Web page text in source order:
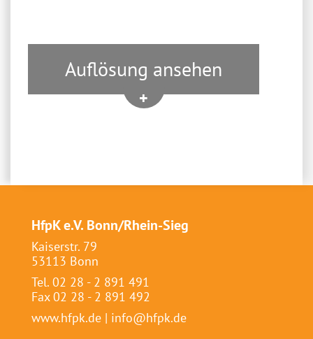
Auflösung ansehen
HfpK e.V. Bonn/Rhein-Sieg
Kaiserstr. 79
53113 Bonn
Tel. 02 28 - 2 891 491
Fax 02 28 - 2 891 492
www.hfpk.de | info@hfpk.de